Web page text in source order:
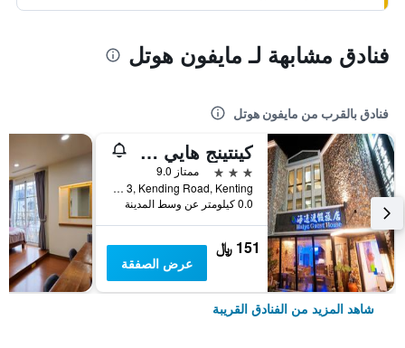
فنادق مشابهة لـ مايفون هوتل
فنادق بالقرب من مايفون هوتل
كينتينج هايي جيست هاوس
3 نجوم
ممتاز 9.0
No. 3, Kending Road, Kenting, تايوان
0.0 كيلومتر عن وسط المدينة
151 ﷼
عرض الصفقة
شاهد المزيد من الفنادق القريبة